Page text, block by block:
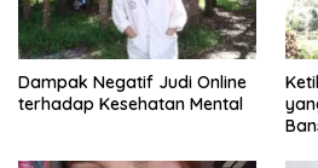
Dampak Negatif Judi Online
terhadap Kesehatan Mental